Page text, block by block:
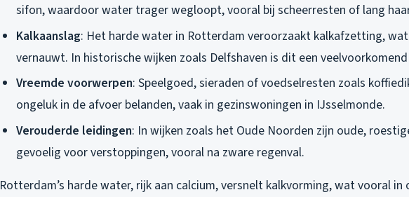
sifon, waardoor water trager wegloopt, vooral bij scheerresten of lang
Kalkaanslag: Het harde water in Rotterdam veroorzaakt kalkafzetting,
vernauwt. In historische wijken zoals Delfshaven is dit een
Vreemde voorwerpen: Speelgoed, sieraden of voedselresten zoals
ongeluk in de afvoer belanden, vaak in gezinswoningen in IJsselmonde.
Verouderde leidingen: In wijken zoals het Oude Noorden zijn oude,
gevoelig voor verstoppingen, vooral na zware regenval.
Rotterdam’s harde water, rijk aan calcium, versnelt kalkvorming, wat vooral in